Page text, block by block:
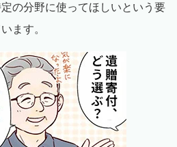
の分野に使ってほしいという要
ます。